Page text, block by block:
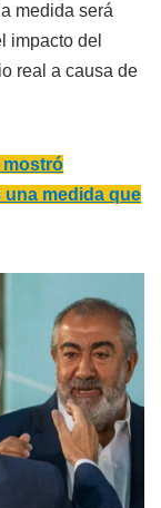
medida será
impacto del
real a causa de
medida que